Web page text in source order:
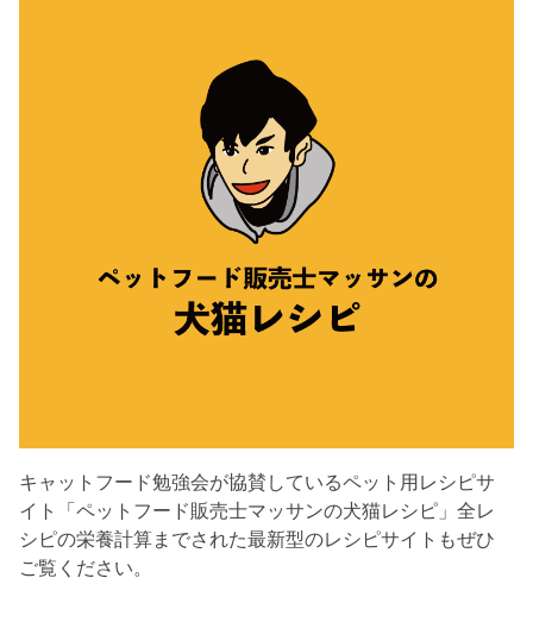
キャットフード勉強会が協賛しているペット用レシピサ
イト「ペットフード販売士マッサンの犬猫レシピ」全レ
シピの栄養計算までされた最新型のレシピサイトもぜひ
ご覧ください。